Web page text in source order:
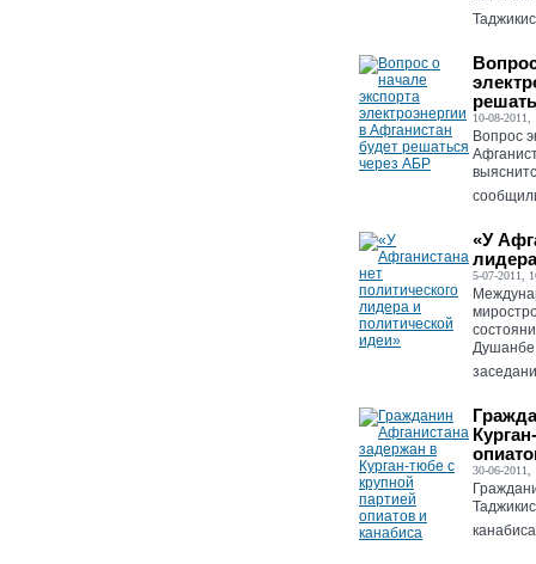
10-08-2011,
Вопрос
«У
5-07-2011,
30-06-2011,